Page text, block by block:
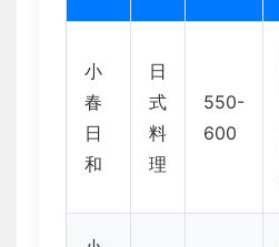
小
春
日
和
日
式
料
理
550-
600